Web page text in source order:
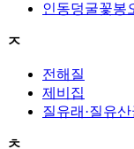
인동덩굴꽃봉
ㅈ
전해질
제비집
질유래·질유산
ㅊ